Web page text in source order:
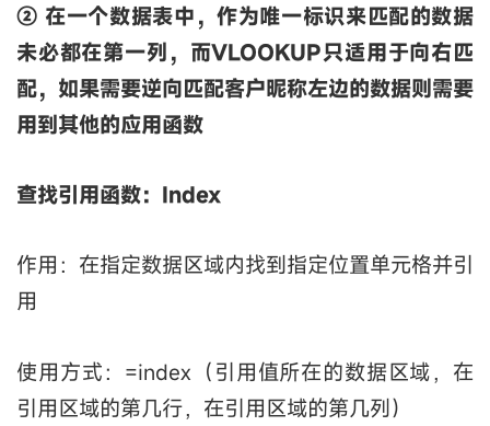
② 在一个数据表中，作为唯一标识来匹配的数据
未必都在第一列，而VLOOKUP只适用于向右匹
配，如果需要逆向匹配客户昵称左边的数据则需要
用到其他的应用函数
查找引用函数：Index
作用：在指定数据区域内找到指定位置单元格并引
用
使用方式：=index（引用值所在的数据区域，在
引用区域的第几行，在引用区域的第几列）